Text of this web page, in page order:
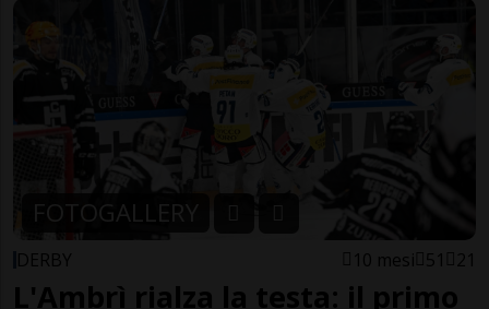
FOTOGALLERY
DERBY 10 mesi 51 21
L'Ambrì rialza la testa: il primo